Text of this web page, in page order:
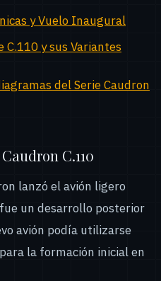
y Vuelo Inaugural
C.110 y sus Variantes
del Serie Caudron
C.110
lanzó el avión ligero
un desarrollo posterior
avión podía utilizarse
la formación inicial en